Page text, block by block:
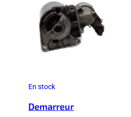
En stock
Demarreur